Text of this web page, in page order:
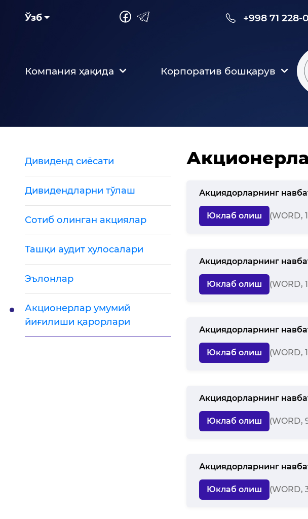
Ўзб +998 71 228-
Компания ҳақида Корпоратив бошқарув
Дивиденд сиёсати
Дивидендларни тўлаш
Сотиб олинган акциялар
Ташқи аудит хулосалари
Эълонлар
Акционерлар умумий
йиғилиши қарорлари
Акциядорларнинг
Юклаб олиш (WORD,
Акциядорларнинг
Юклаб олиш (WORD,
Акциядорларнинг
Юклаб олиш (WORD,
Акциядорларнинг
Юклаб олиш (WORD,
Акциядорларнинг
Юклаб олиш (WORD,